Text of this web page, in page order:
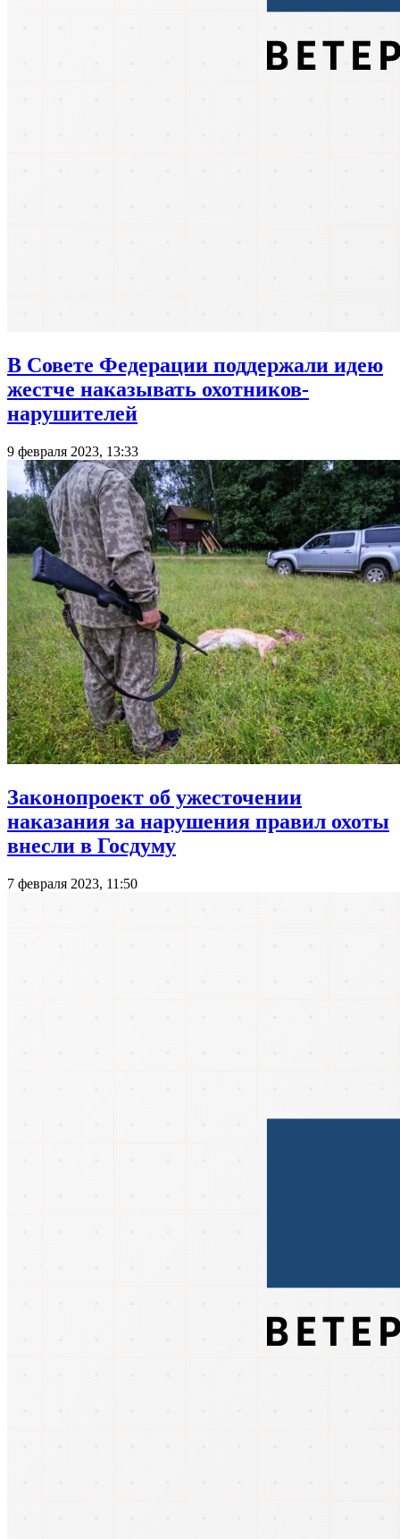
В Совете Федерации поддержали идею
жестче наказывать охотников-
нарушителей
9 февраля 2023, 13:33
Законопроект об ужесточении
наказания за нарушения правил охоты
внесли в Госдуму
7 февраля 2023, 11:50